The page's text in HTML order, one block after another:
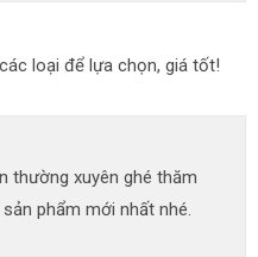
loại để lựa chọn, giá tốt!
thường xuyên ghé thăm
phẩm mới nhất nhé.